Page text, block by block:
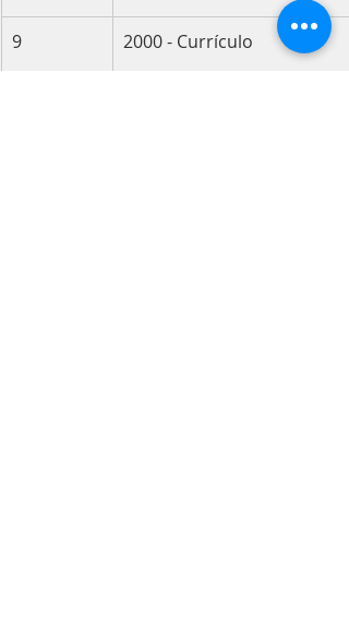
9 2000 - Currículo